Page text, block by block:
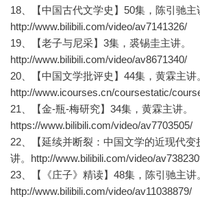
18、【中国古代文学史】50集，陈引驰主
http://www.bilibili.com/video/av7141326/
19、【老子与尼采】3集，裘锡圭主讲。
http://www.bilibili.com/video/av8671340/
20、【中国文学批评史】44集，黄霖主讲
http://www.icourses.cn/coursestatic/
21、【金-瓶-梅研究】34集，黄霖主讲。
https://www.bilibili.com/video/av7703505/
22、【延续并断裂：中国文学的近现代变
讲。http://www.bilibili.com/video/
23、【《庄子》精读】48集，陈引驰主讲
http://www.bilibili.com/video/av11038879/